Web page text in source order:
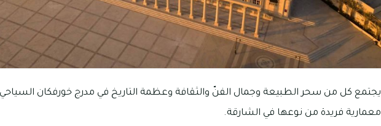
يجتمع كل من سحر الطبيعة وجمال الفنّ والثقافة وعظمة التاريخ في مدرج خورفكان السياحي
معمارية فريدة من نوعها في الشارقة.